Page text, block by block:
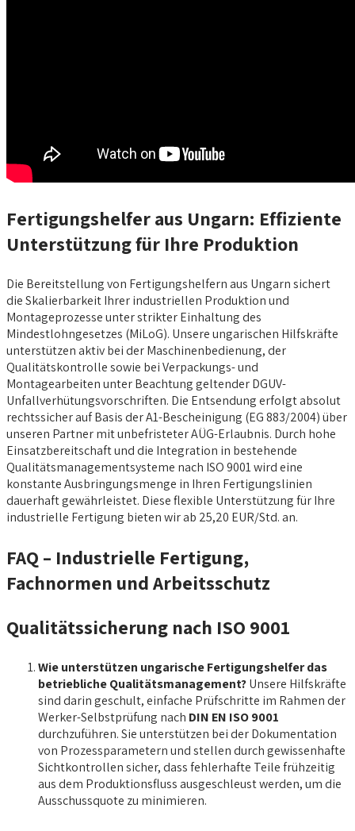
Fertigungshelfer aus Ungarn: Effiziente
Unterstützung für Ihre Produktion
Die Bereitstellung von Fertigungshelfern aus Ungarn sichert
die Skalierbarkeit Ihrer industriellen Produktion und
Montageprozesse unter strikter Einhaltung des
Mindestlohngesetzes (MiLoG). Unsere ungarischen Hilfskräfte
unterstützen aktiv bei der Maschinenbedienung, der
Qualitätskontrolle sowie bei Verpackungs- und
Montagearbeiten unter Beachtung geltender DGUV-
Unfallverhütungsvorschriften. Die Entsendung erfolgt absolut
rechtssicher auf Basis der A1-Bescheinigung (EG 883/2004) über
unseren Partner mit unbefristeter AÜG-Erlaubnis. Durch hohe
Einsatzbereitschaft und die Integration in bestehende
Qualitätsmanagementsysteme nach ISO 9001 wird eine
konstante Ausbringungsmenge in Ihren Fertigungslinien
dauerhaft gewährleistet. Diese flexible Unterstützung für Ihre
industrielle Fertigung bieten wir ab 25,20 EUR/Std. an.
FAQ – Industrielle Fertigung,
Fachnormen und Arbeitsschutz
Qualitätssicherung nach ISO 9001
Wie unterstützen ungarische Fertigungshelfer das
betriebliche Qualitätsmanagement?Unsere Hilfskräfte
sind darin geschult, einfache Prüfschritte im Rahmen der
Werker-Selbstprüfung nach DIN EN ISO 9001
durchzuführen. Sie unterstützen bei der Dokumentation
von Prozessparametern und stellen durch gewissenhafte
Sichtkontrollen sicher, dass fehlerhafte Teile frühzeitig
aus dem Produktionsfluss ausgeschleust werden, um die
Ausschussquote zu minimieren.